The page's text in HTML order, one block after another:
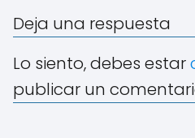
Deja una respuesta
Lo siento, debes estar
publicar un